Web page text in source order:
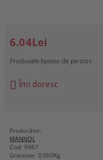
Producător:
MANNOL
Cod: 9967
Greutate: 0.000Kg
6.04Lei
Produsele lipsesc de pe stoc
Îmi doresc